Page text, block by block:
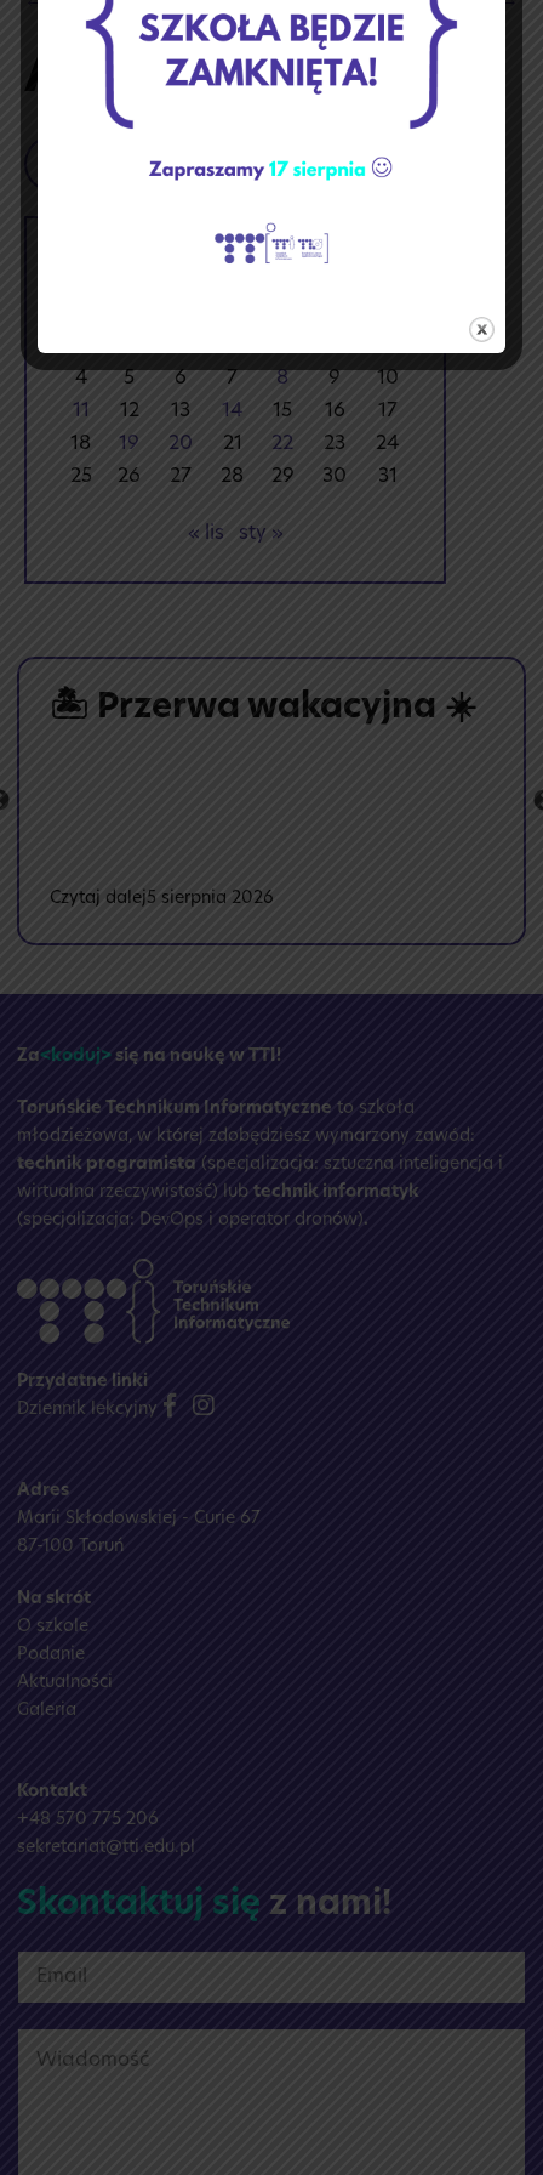
Aktualności
grudzień 2023
4
5 6 7 8 9
10
11
12 13 14 15 16
17
18
19 20 21 22 23
24
25
26 27 28 29 30 31
« lis sty »
Navigation
🏝️ Przerwa wakacyjna ☀️
Czytaj dalej:5 sierpnia 2026
Za<koduj> się na naukę w TTI!
Toruńskie Technikum Informatyczne to szkoła
młodzieżowa, w której zdobędziesz wymarzony zawód:
technik programista (specjalizacja: sztuczna inteligencja i
wirtualna rzeczywistość) lub technik informatyk
(specjalizacja: DevOps i operator dronów).
Przydatne linki
Dziennik lekcyjny
Adres
Marii Skłodowskiej - Curie 67
87-100 Toruń
Na skrót
O szkole
Podanie
Aktualności
Galeria
Kontakt
+48 570 775 206
sekretariat@tti.edu.pl
Skontaktuj się z nami!